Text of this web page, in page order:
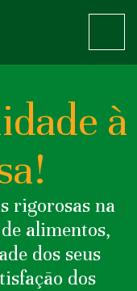
à
rigorosas na
alimentos,
dos seus
dos